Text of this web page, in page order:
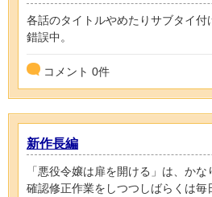
各話のタイトルやめたりサブタイ
錯誤中。
コメント 0件
新作長編
「悪役令嬢は扉を開ける」は、かな
確認修正作業をしつつしばらくは毎